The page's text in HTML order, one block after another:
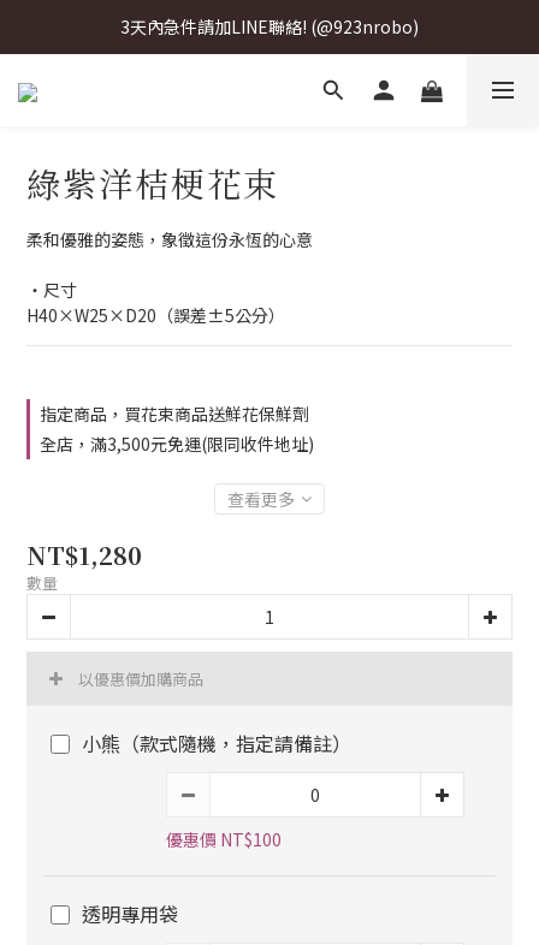
3天內急件請加LINE聯絡! (@923nrobo)
3天內急件請加LINE聯絡! (@923nrobo)
3天內急件請加LINE聯絡! (@923nrobo)
綠紫洋桔梗花束
柔和優雅的姿態，象徵這份永恆的心意
・尺寸
H40×W25×D20（誤差±5公分）
指定商品，買花束商品送鮮花保鮮劑
全店，滿3,500元免運(限同收件地址)
查看更多
NT$1,280
數量
以優惠價加購商品
小熊（款式隨機，指定請備註）
優惠價 NT$100
透明專用袋